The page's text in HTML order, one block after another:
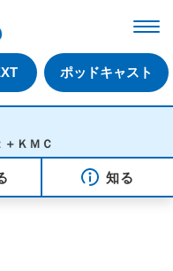
ポッドキャスト
知る